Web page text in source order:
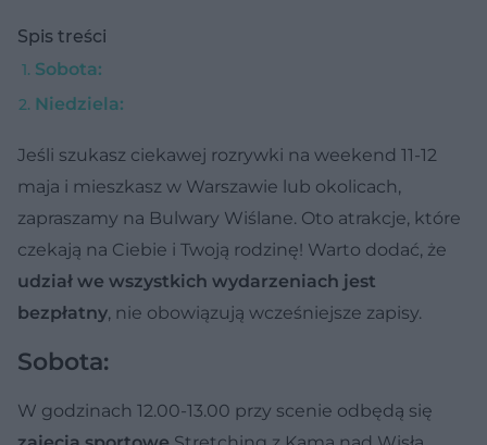
Spis treści
Sobota:
Niedziela:
Jeśli szukasz ciekawej rozrywki na weekend 11-12
maja i mieszkasz w Warszawie lub okolicach,
zapraszamy na Bulwary Wiślane. Oto atrakcje, które
czekają na Ciebie i Twoją rodzinę! Warto dodać, że
udział we wszystkich wydarzeniach jest
bezpłatny, nie obowiązują wcześniejsze zapisy.
Sobota:
W godzinach 12.00-13.00 przy scenie odbędą się